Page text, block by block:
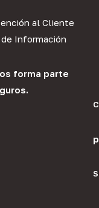
al Cliente
Información
forma parte
.